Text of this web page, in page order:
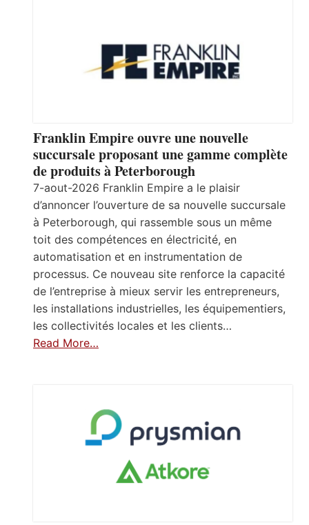
Franklin Empire ouvre une nouvelle
succursale proposant une gamme complète
de produits à Peterborough
7-aout-2026 Franklin Empire a le plaisir
d’annoncer l’ouverture de sa nouvelle succursale
à Peterborough, qui rassemble sous un même
toit des compétences en électricité, en
automatisation et en instrumentation de
processus. Ce nouveau site renforce la capacité
de l’entreprise à mieux servir les entrepreneurs,
les installations industrielles, les équipementiers,
les collectivités locales et les clients…
Read More…